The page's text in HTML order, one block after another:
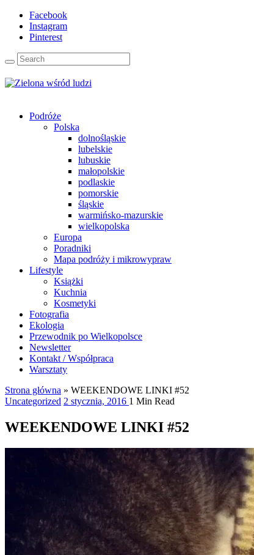
Facebook
Instagram
Pinterest
Podróże
Polska
dolnośląskie
lubelskie
lubuskie
małopolskie
podlaskie
pomorskie
śląskie
warmińsko-mazurskie
wielkopolska
Europa
Poradniki
Mapa podróży i mikrowypraw
Lifestyle
Książki
Kuchnia
Kosmetyki
Fotografia
Ekologia
Przewodnik po Wielkopolsce
Newsletter
Kontakt / Współpraca
Warsztaty
Strona główna » WEEKENDOWE LINKI #52
Uncategorized 2 stycznia, 2016 1 Min Read
WEEKENDOWE LINKI #52